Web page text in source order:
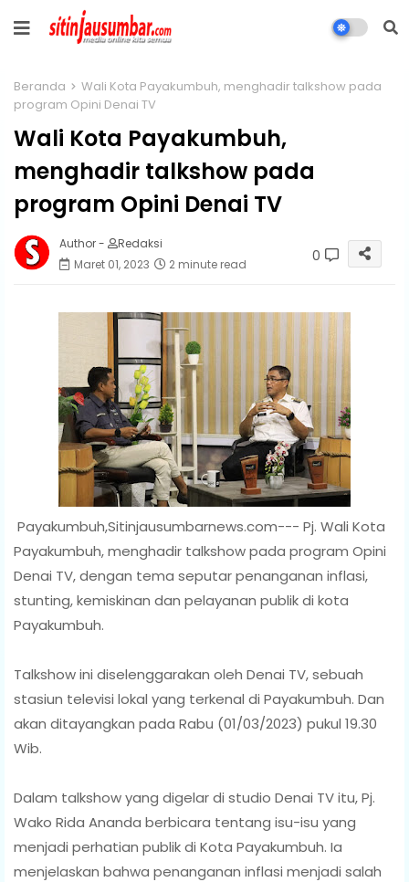
Beranda
Wali Kota Payakumbuh, menghadir talkshow pada
program Opini Denai TV
Wali Kota Payakumbuh,
menghadir talkshow pada
program Opini Denai TV
Author -
Redaksi
Maret 01, 2023
2 minute read 0
Payakumbuh,Sitinjausumbarnews.com--- Pj. Wali Kota
Payakumbuh, menghadir talkshow pada program Opini
Denai TV, dengan tema seputar penanganan inflasi,
stunting, kemiskinan dan pelayanan publik di kota
Payakumbuh.
Talkshow ini diselenggarakan oleh Denai TV, sebuah
stasiun televisi lokal yang terkenal di Payakumbuh. Dan
akan ditayangkan pada Rabu (01/03/2023) pukul 19.30
Wib.
Dalam talkshow yang digelar di studio Denai TV itu, Pj.
Wako Rida Ananda berbicara tentang isu-isu yang
menjadi perhatian publik di Kota Payakumbuh. Ia
menjelaskan bahwa penanganan inflasi menjadi salah